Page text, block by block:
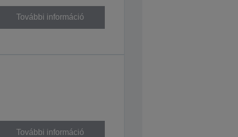
További információ
További információ